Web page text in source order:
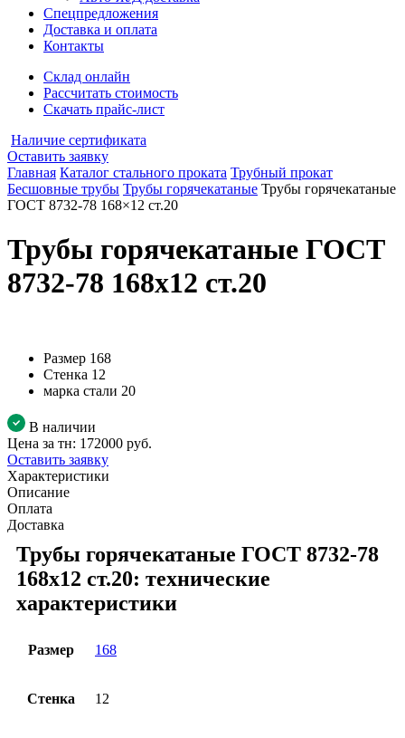
Спецпредложения
Доставка и оплата
Контакты
Склад онлайн
Рассчитать стоимость
Скачать прайс-лист
Наличие сертификата
Оставить заявку
Главная Каталог стального проката Трубный прокат
Бесшовные трубы Трубы горячекатаные Трубы горячекатаные
ГОСТ 8732-78 168×12 ст.20
Трубы горячекатаные ГОСТ
8732-78 168x12 ст.20
Размер 168
Стенка 12
марка стали 20
В наличии
Цена за тн: 172000 руб.
Оставить заявку
Характеристики
Описание
Оплата
Доставка
Трубы горячекатаные ГОСТ 8732-78
168x12 ст.20: технические
характеристики
Размер 168
Стенка 12